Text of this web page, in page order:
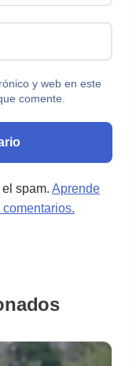
y web en este
comente.
spam. Aprende